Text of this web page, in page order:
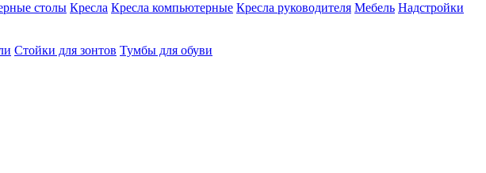
столы Кресла Кресла компьютерные Кресла руководителя Мебель Надстройки
Стойки для зонтов Тумбы для обуви